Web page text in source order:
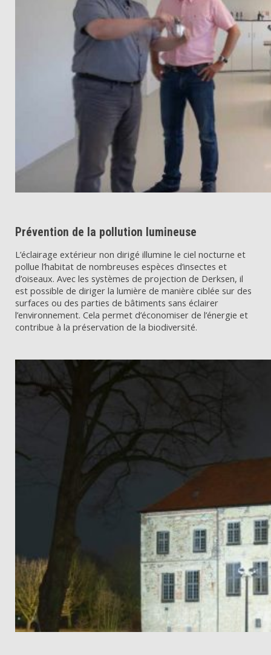
Prévention de la pollution lumineuse
L’éclairage extérieur non dirigé illumine le ciel nocturne et
pollue l’habitat de nombreuses espèces d’insectes et
d’oiseaux. Avec les systèmes de projection de Derksen, il
est possible de diriger la lumière de manière ciblée sur des
surfaces ou des parties de bâtiments sans éclairer
l’environnement. Cela permet d’économiser de l’énergie et
contribue à la préservation de la biodiversité.